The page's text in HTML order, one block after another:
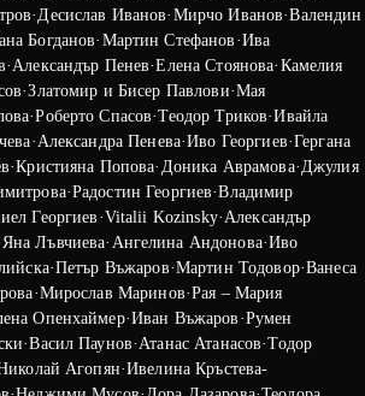
· Десислав Иванов· Мирчо Иванов·Валендин
Богданов· Мартин Стефанов ·Ива
· Александър Пенев·Елена Стоянова· Камелия
·Златомир и Бисер Павлови·Мая
·Роберто Спасов·Теодор Триков·Ивайла
· Александра Пенева·Иво Георгиев·Гергана
·Кристияна Попова· Доника Аврамова· Джулия
·Радостин Георгиев·Владимир
Георгиев ·Vitalii Kozinsky· Александър
Яна Лъвчиева· Ангелина Андонова·Иво
·Петър Въжаров·Мартин Тодовор·Ванеса
·Мирослав Маринов·Рая – Мария
Опенхаймер·Иван Въжаров ·Румен
·Васил Паунов· Атанас Атанасов·Тодор
Агопян·Ивелина Кръстева-